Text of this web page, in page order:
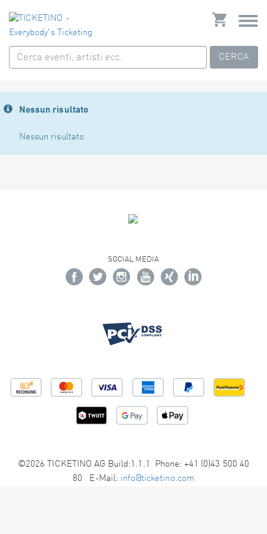
CERCA
Nessun risultato
Nessun risultato
SOCIAL MEDIA
©2026 TICKETINO AG Build:1.1.1 Phone: +41 (0)43 500 40
80 E-Mail: info@ticketino.com